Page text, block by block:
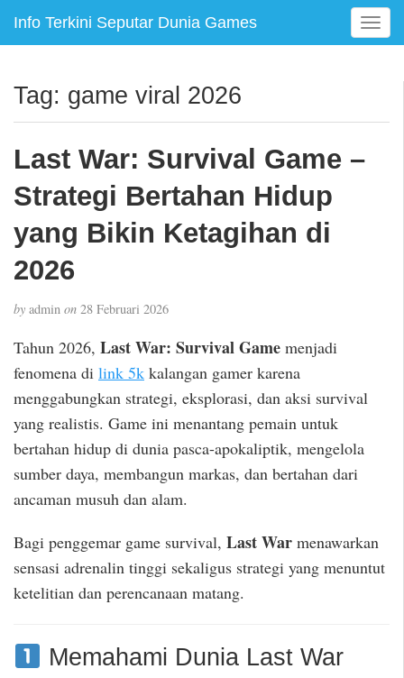
Info Terkini Seputar Dunia Games
T
o
e
Tag: game viral 2026
Last War: Survival Game –
Strategi Bertahan Hidup
yang Bikin Ketagihan di
2026
by admin on 28 Februari 2026
Tahun 2026, Last War: Survival Game menjadi
fenomena di link 5k kalangan gamer karena
menggabungkan strategi, eksplorasi, dan aksi survival
yang realistis. Game ini menantang pemain untuk
bertahan hidup di dunia pasca-apokaliptik, mengelola
sumber daya, membangun markas, dan bertahan dari
ancaman musuh dan alam.
Bagi penggemar game survival, Last War menawarkan
sensasi adrenalin tinggi sekaligus strategi yang menuntut
ketelitian dan perencanaan matang.
Memahami Dunia Last War